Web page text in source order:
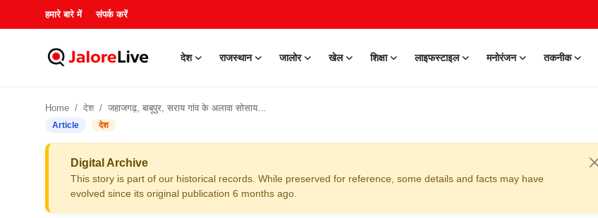
हमारे बारे में संपर्क करें
देश राजस्थान जालोर खेल शिक्षा लाइफस्टाइल मनोरंजन तकनीक
Home देश जहाजगढ़, बाबूपुर, सराय गांव के अलावा सोसायटियों के लोगों ने केंद्रीय मंत्री राव इन्द्रजीत का किया भव्य स्वागत
Article देश
Digital Archive
This story is part of our historical records. While preserved for reference, some details and facts may have
evolved since its original publication 6 months ago.